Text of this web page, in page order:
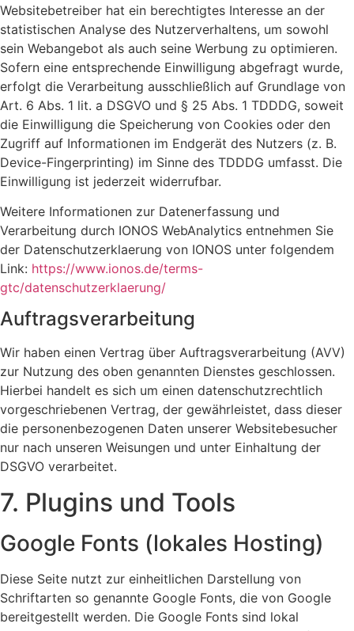
Websitebetreiber hat ein berechtigtes Interesse an der
statistischen Analyse des Nutzerverhaltens, um sowohl
sein Webangebot als auch seine Werbung zu optimieren.
Sofern eine entsprechende Einwilligung abgefragt wurde,
erfolgt die Verarbeitung ausschließlich auf Grundlage von
Art. 6 Abs. 1 lit. a DSGVO und § 25 Abs. 1 TDDDG, soweit
die Einwilligung die Speicherung von Cookies oder den
Zugriff auf Informationen im Endgerät des Nutzers (z. B.
Device-Fingerprinting) im Sinne des TDDDG umfasst. Die
Einwilligung ist jederzeit widerrufbar.
Weitere Informationen zur Datenerfassung und
Verarbeitung durch IONOS WebAnalytics entnehmen Sie
der Datenschutzerklaerung von IONOS unter folgendem
Link: https://www.ionos.de/terms-
gtc/datenschutzerklaerung/
Auftragsverarbeitung
Wir haben einen Vertrag über Auftragsverarbeitung (AVV)
zur Nutzung des oben genannten Dienstes geschlossen.
Hierbei handelt es sich um einen datenschutzrechtlich
vorgeschriebenen Vertrag, der gewährleistet, dass dieser
die personenbezogenen Daten unserer Websitebesucher
nur nach unseren Weisungen und unter Einhaltung der
DSGVO verarbeitet.
7. Plugins und Tools
Google Fonts (lokales Hosting)
Diese Seite nutzt zur einheitlichen Darstellung von
Schriftarten so genannte Google Fonts, die von Google
bereitgestellt werden. Die Google Fonts sind lokal